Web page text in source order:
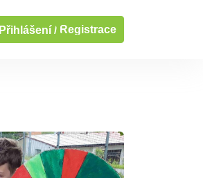
Přihlášení / Registrace